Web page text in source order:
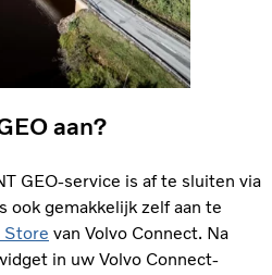
aan?
GEO-service is af te sluiten via
ook gemakkelijk zelf aan te
Store van Volvo Connect. Na
in uw Volvo Connect-